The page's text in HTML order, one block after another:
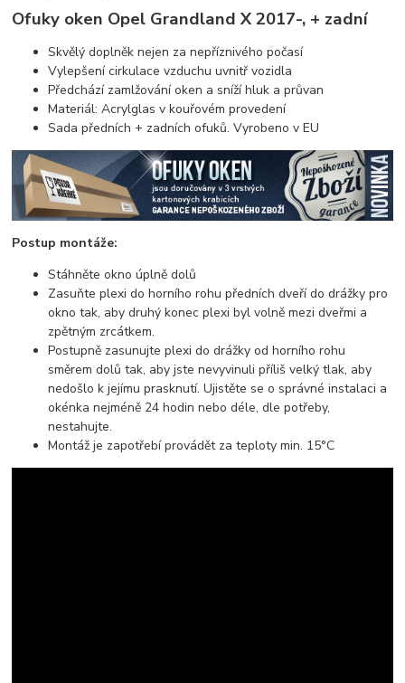
Ofuky oken Opel Grandland X 2017-, + zadní
Skvělý doplněk nejen za nepříznivého počasí
Vylepšení cirkulace vzduchu uvnitř vozidla
Předchází zamlžování oken a sníží hluk a průvan
Materiál: Acrylglas v kouřovém provedení
Sada předních + zadních ofuků. Vyrobeno v EU
Postup montáže:
Stáhněte okno úplně dolů
Zasuňte plexi do horního rohu předních dveří do drážky pro
okno tak, aby druhý konec plexi byl volně mezi dveřmi a
zpětným zrcátkem.
Postupně zasunujte plexi do drážky od horního rohu
směrem dolů tak, aby jste nevyvinuli příliš velký tlak, aby
nedošlo k jejímu prasknutí. Ujistěte se o správné instalaci a
okénka nejméně 24 hodin nebo déle, dle potřeby,
nestahujte.
Montáž je zapotřebí provádět za teploty min. 15°C